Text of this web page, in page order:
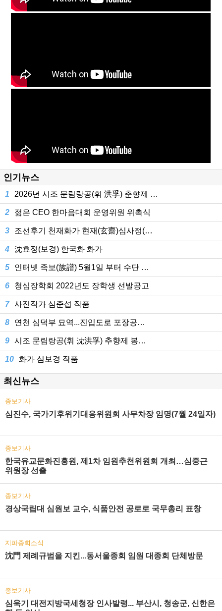
인기뉴스
1 2026년 시조 문림랑공(휘 洪孚) 춘향제 …
2 젊은 CEO 한마음대회 운영위원 위촉식
3 조선후기 천재화가 현재(玄齋)심사정(…
4 沈효정(보경) 한국화 화가
5 인터넷 족보(族譜) 5월1일 부터 수단 …
6 청심장학회 2022년도 장학생 선발공고
7 사진작가 심준섭 작품
8 연천 심덕부 묘역...진입도로 포장공…
9 시조 문림랑공(휘 沈洪孚) 추향제 봉…
10 화가 심보경 작품
최신뉴스
종보기사
심진수, 국가기후위기대응위원회 사무차장 임명(7월 24일자)
종보기사
한국유교문화진흥원, 제1차 임원추천위원회 개최…심중근
위원장 선출
종보기사
경상국립대 심원보 교수, 식품안전 공로로 국무총리 표창
지파종회소식
沈門 제례규범을 지킨...동서울종회 임원 대종회 단체방문
종보기사
심욱기 대전지방국세청장 인사발령... 부산시, 청송군, 신한은